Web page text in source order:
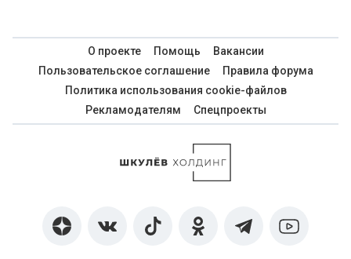
О проекте Помощь
Вакансии
Пользовательское соглашение
Правила форума
Политика использования cookie-файлов
Рекламодателям
Спецпроекты